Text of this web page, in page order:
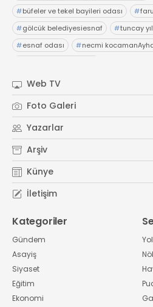
#büfeler ve tekel bayileri odası #
#gölcük belediyesiesnaf #tuncay
#esnaf odası #necmi
Web TV
Foto Galeri
Yazarlar
Arşiv
Künye
İletişim
Kategoriler
Gündem
Asayiş
Siyaset
Eğitim
Ekonomi